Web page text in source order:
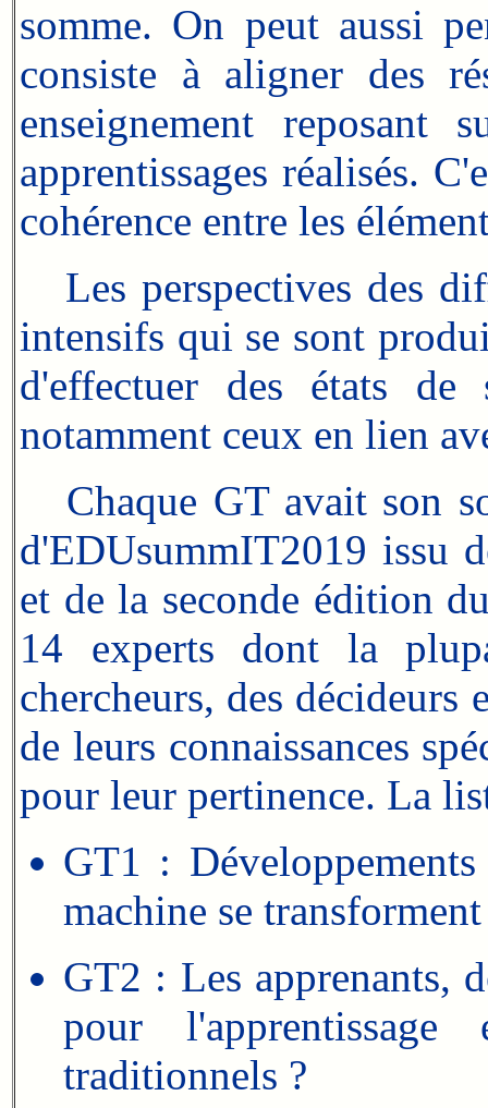
somme. On peut aussi
consiste à aligner des
enseignement reposant
apprentissages réalisés.
cohérence entre les
Les perspectives des
intensifs qui se sont
d'effectuer des états de
notamment ceux en lien
Chaque GT avait son
d'EDUsummIT2019 issu
et de la seconde édition
14 experts dont la
chercheurs, des
de leurs connaissances
pour leur pertinence. La
GT1 :
machine se
GT2 : Les apprenants,
pour l'apprentissage
traditionnels ?